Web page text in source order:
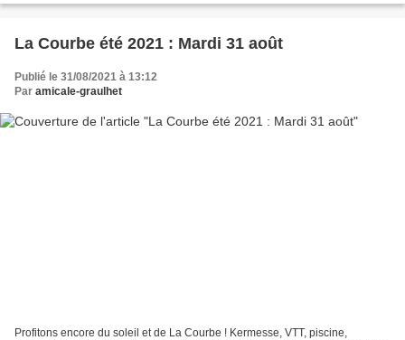
La Courbe été 2021 : Mardi 31 août
Publié le 31/08/2021 à 13:12
Par amicale-graulhet
Profitons encore du soleil et de La Courbe ! Kermesse, VTT, piscine,